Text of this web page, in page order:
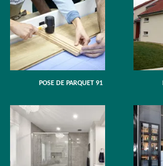
POSE DE PARQUET 91